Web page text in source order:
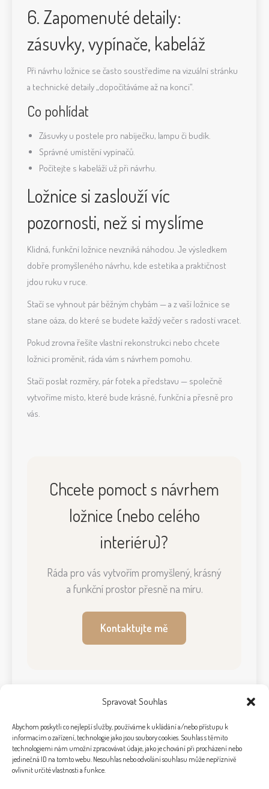
Spravovat Souhlas
Abychom poskytli co nejlepší služby, používáme k ukládání a/nebo přístupu k
informacím o zařízení, technologie jako jsou soubory cookies. Souhlas s těmito
technologiemi nám umožní zpracovávat údaje, jako je chování při procházení nebo
jedinečná ID na tomto webu. Nesouhlas nebo odvolání souhlasu může nepříznivě
ovlivnit určité vlastnosti a funkce.
6. Zapomenuté detaily:
zásuvky, vypínače, kabeláž
Při návrhu ložnice se často soustředíme na vizuální stránku
a technické detaily „dopočítáváme až na konci“.
Co pohlídat
Zásuvky u postele pro nabíječku, lampu či budík.
Správné umístění vypínačů.
Počítejte s kabeláží už při návrhu.
Ložnice si zaslouží víc
pozornosti, než si myslíme
Klidná, funkční ložnice nevzniká náhodou. Je výsledkem
dobře promyšleného návrhu, kde estetika a praktičnost
jdou ruku v ruce.
Stačí se vyhnout pár běžným chybám — a z vaší ložnice se
stane oáza, do které se budete každý večer s radostí vracet.
Pokud zrovna řešíte vlastní rekonstrukci nebo chcete
ložnici proměnit, ráda vám s návrhem pomohu.
Stačí poslat rozměry, pár fotek a představu — společně
vytvoříme místo, které bude krásné, funkční a přesně pro
vás.
Chcete pomoct s návrhem
ložnice (nebo celého
interiéru)?
Ráda pro vás vytvořím promyšlený, krásný
a funkční prostor přesně na míru.
Kontaktujte mě